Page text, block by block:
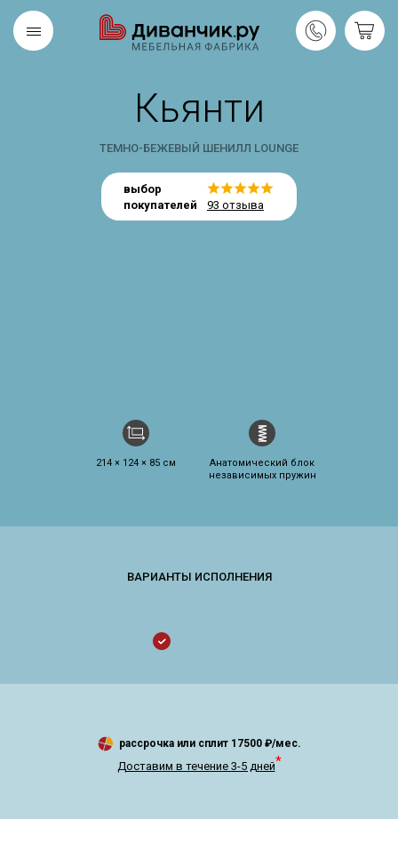
Кьянти
ТЕМНО-БЕЖЕВЫЙ ШЕНИЛЛ LOUNGE
выбор
покупателей
93 отзыва
214 × 124 × 85 см
Анатомический блок
независимых пружин
рассрочка или сплит 17500 ₽/мес.
Доставим в течение 3-5 дней*
Скандинавская